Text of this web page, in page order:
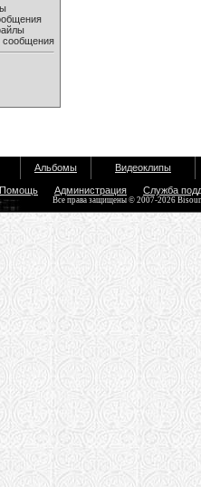
сообщения
Альбомы Видеоклипы
Помощь Администрация Служба
Все права защищены © 2007-2026